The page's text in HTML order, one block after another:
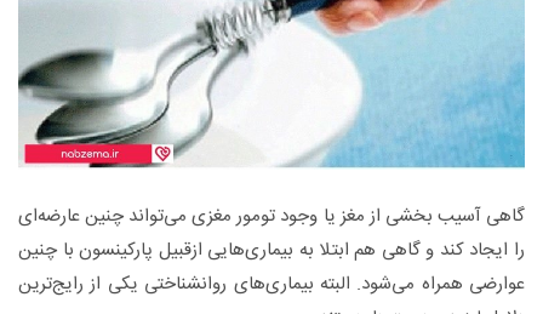
گاهی آسیب بخشی از مغز یا وجود تومور مغزی می‌تواند چنین عارضه‌ای
را ایجاد کند و گاهی هم ابتلا به بیماری‌هایی ازقبیل پارکینسون با چنین
عوارضی همراه می‌شود. البته بیماری‌های روانشناختی یکی از رایج‌ترین